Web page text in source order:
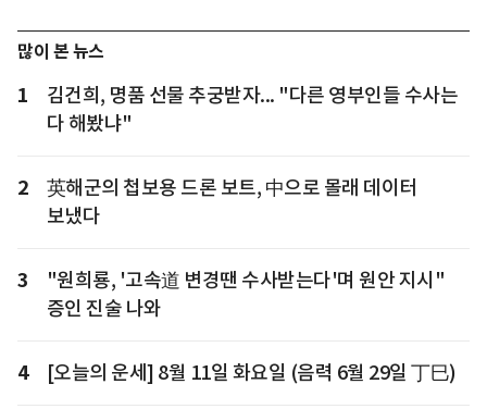
많이 본 뉴스
1
김건희, 명품 선물 추궁받자... "다른 영부인들 수사는
다 해봤냐"
2
英해군의 첩보용 드론 보트, 中으로 몰래 데이터
보냈다
3
"원희룡, '고속道 변경땐 수사받는다'며 원안 지시"
증인 진술 나와
4 [오늘의 운세] 8월 11일 화요일 (음력 6월 29일 丁巳)